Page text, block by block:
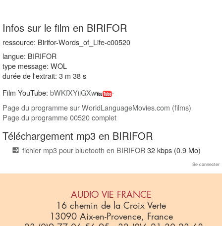
Infos sur le film en BIRIFOR
ressource: Birifor-Words_of_Life-c00520
langue: BIRIFOR
type message: WOL
durée de l'extrait: 3 m 38 s
Film YouTube: bWKfXYiiGXw
Page du programme sur WorldLanguageMovies.com (films)
Page du programme 00520 complet
Téléchargement mp3 en BIRIFOR
fichier mp3 pour bluetooth en BIRIFOR32 kbps (0.9 Mo)
Se connecter
AUDIO VIE FRANCE
16 chemin de la Croix Verte
13090 Aix-en-Provence, France